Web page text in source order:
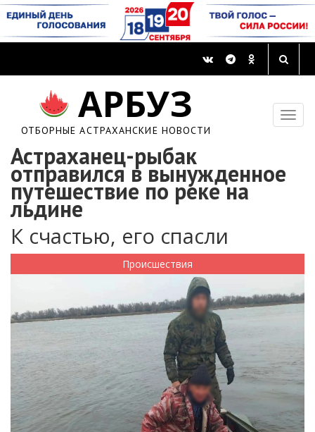
АРБУЗ
ОТБОРНЫЕ АСТРАХАНСКИЕ НОВОСТИ
Астраханец-рыбак
отправился в вынужденное
путешествие по реке на
льдине
К счастью, его спасли
Происшествия